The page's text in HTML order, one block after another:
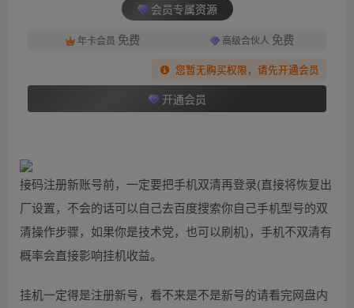
会员专属资源
年卡会员 免费 高级合伙人 免费
您暂无购买权限，请先开通会员
开通会员
接码注册新账号前，一定要把手机双清再登录(直接将恢复出
厂设置，不会的话可以自己去百度搜索你自己手机型号的双
清操作步骤，如果你是技术党，也可以刷机)，手机不双清有
概率会直接影响挂机收益。
挂机一定得是注册新号，看不来是不是新号的请看完网盘内